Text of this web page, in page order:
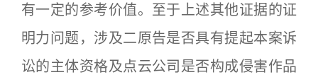
有一定的参考价值。至于上述其他证据的证
明力问题，涉及二原告是否具有提起本案诉
讼的主体资格及点云公司是否构成侵害作品